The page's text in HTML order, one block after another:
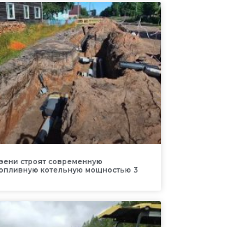
строят современную
котельную мощностью 3